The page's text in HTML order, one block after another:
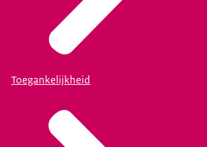
Toegankelijkheid